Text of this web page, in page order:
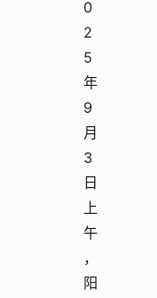
0
2
5
年
9
月
3
日
上
午
，
阳